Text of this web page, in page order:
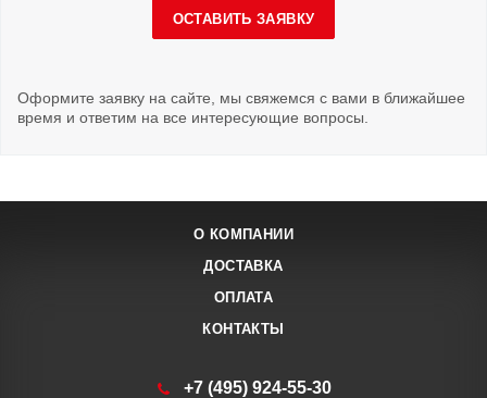
ОСТАВИТЬ ЗАЯВКУ
Оформите заявку на сайте, мы свяжемся с вами в ближайшее
время и ответим на все интересующие вопросы.
О КОМПАНИИ
ДОСТАВКА
ОПЛАТА
КОНТАКТЫ
+7 (495) 924-55-30